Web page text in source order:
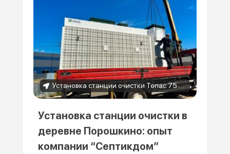
Установка станции очистки Топас 75 в деревне Порошкино
Установка станции очистки в
деревне Порошкино: опыт
компании “Септикдом”